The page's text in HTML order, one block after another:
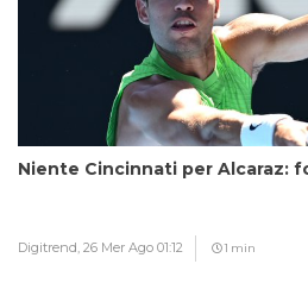
Niente Cincinnati per Alcaraz:
Digitrend, 26 Mer Ago 01:12 1 min